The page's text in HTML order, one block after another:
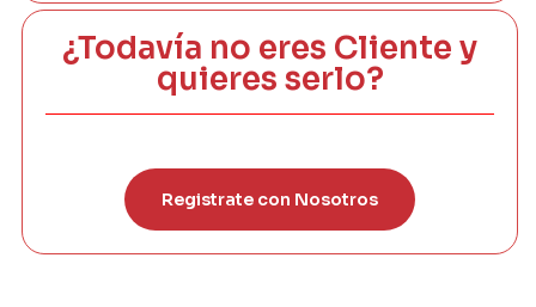
¿Todavía no eres Cliente y
quieres serlo?
Registrate con Nosotros